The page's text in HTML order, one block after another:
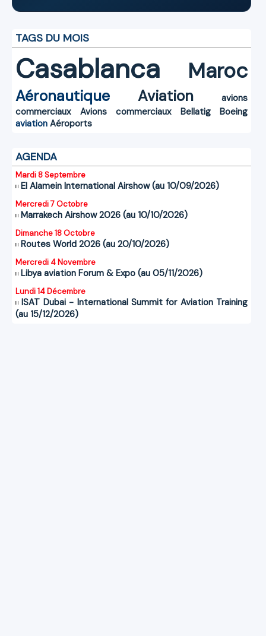
TAGS DU MOIS
Casablanca Maroc
Aéronautique Aviation
avions
commerciaux
Avions commerciaux Bellatig
Boeing
aviation Aéroports
AGENDA
Mardi 8 Septembre
El Alamein International Airshow (au 10/09/2026)
Mercredi 7 Octobre
Marrakech Airshow 2026 (au 10/10/2026)
Dimanche 18 Octobre
Routes World 2026 (au 20/10/2026)
Mercredi 4 Novembre
Libya aviation Forum & Expo (au 05/11/2026)
Lundi 14 Décembre
ISAT Dubai - International Summit for Aviation Training
(au 15/12/2026)